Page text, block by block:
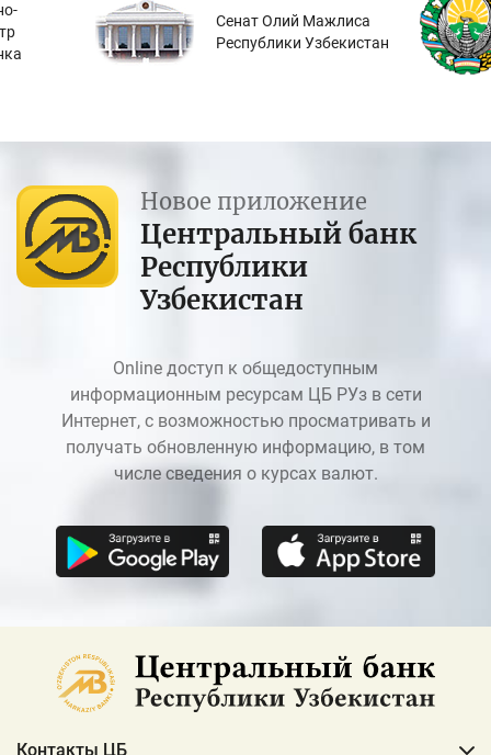
Сенат Олий Мажлиса
Республики Узбекистан
Новое приложение
Центральный банк
Республики
Узбекистан
Online доступ к общедоступным
информационным ресурсам ЦБ РУз в сети
Интернет, с возможностью просматривать и
получать обновленную информацию, в том
числе сведения о курсах валют.
Контакты ЦБ